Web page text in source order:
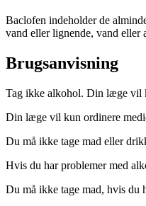
Baclofen indeholder de
vand eller lignende, vand eller
Brugsanvisning
Tag ikke alkohol. Din læge vil
Din læge vil kun ordinere
Du må ikke tage mad eller
Hvis du har problemer med
Du må ikke tage mad, hvis du